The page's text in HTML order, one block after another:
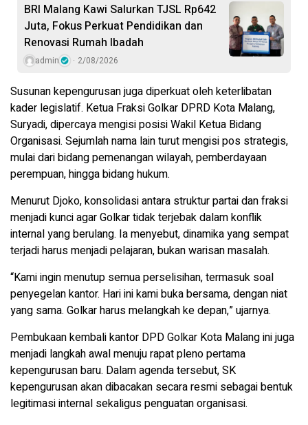
BRI Malang Kawi Salurkan TJSL Rp642
Juta, Fokus Perkuat Pendidikan dan
Renovasi Rumah Ibadah
admin 2/08/2026
Susunan kepengurusan juga diperkuat oleh keterlibatan
kader legislatif. Ketua Fraksi Golkar DPRD Kota Malang,
Suryadi, dipercaya mengisi posisi Wakil Ketua Bidang
Organisasi. Sejumlah nama lain turut mengisi pos strategis,
mulai dari bidang pemenangan wilayah, pemberdayaan
perempuan, hingga bidang hukum.
Menurut Djoko, konsolidasi antara struktur partai dan fraksi
menjadi kunci agar Golkar tidak terjebak dalam konflik
internal yang berulang. Ia menyebut, dinamika yang sempat
terjadi harus menjadi pelajaran, bukan warisan masalah.
“Kami ingin menutup semua perselisihan, termasuk soal
penyegelan kantor. Hari ini kami buka bersama, dengan niat
yang sama. Golkar harus melangkah ke depan,” ujarnya.
Pembukaan kembali kantor DPD Golkar Kota Malang ini juga
menjadi langkah awal menuju rapat pleno pertama
kepengurusan baru. Dalam agenda tersebut, SK
kepengurusan akan dibacakan secara resmi sebagai bentuk
legitimasi internal sekaligus penguatan organisasi.